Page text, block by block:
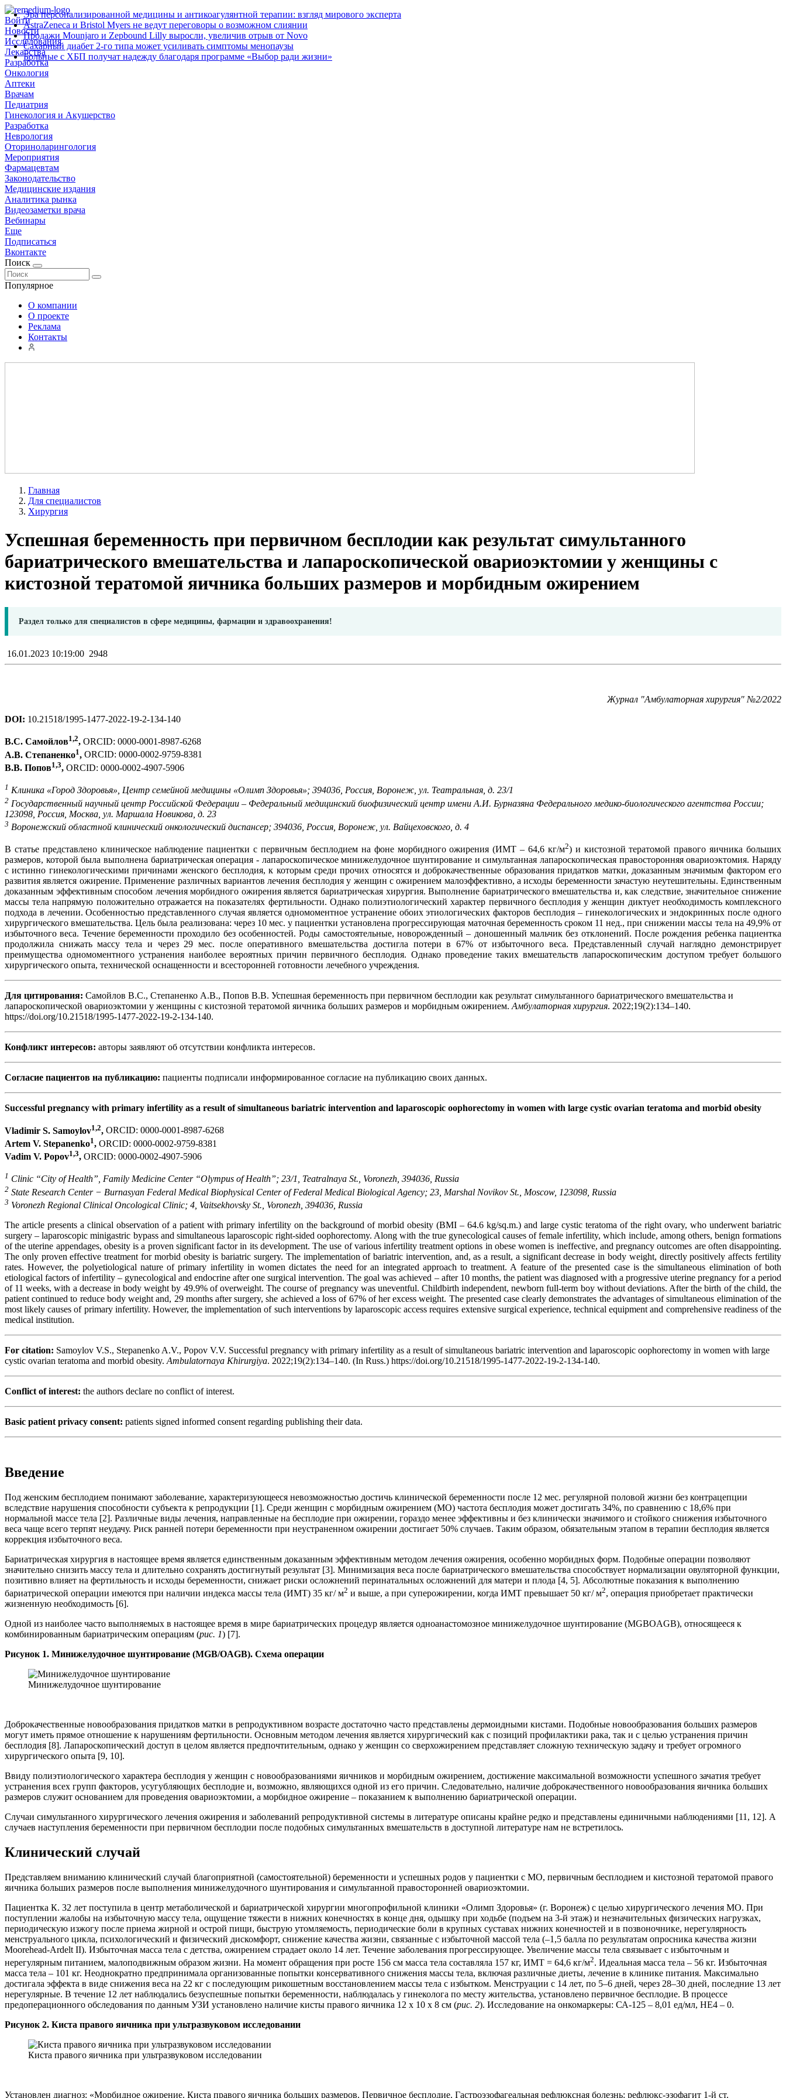
Войти
Новости
Исследования
Лекарства
Разработка
Онкология
Аптеки
Врачам
Педиатрия
Гинекология и Акушерство
Разработка
Неврология
Оториноларингология
Мероприятия
Фармацевтам
Законодательство
Медицинские издания
Аналитика рынка
Видеозаметки врача
Вебинары
Еще
Подписаться
Вконтакте
Поиск
Популярное
Эра персонализированной медицины и антикоагулянтной терапии: взгляд мирового эксперта
AstraZeneca и Bristol Myers не ведут переговоры о возможном слиянии
Продажи Mounjaro и Zepbound Lilly выросли, увеличив отрыв от Novo
Сахарный диабет 2‑го типа может усиливать симптомы менопаузы
Больные с ХБП получат надежду благодаря программе «Выбор ради жизни»
О компании
О проекте
Реклама
Контакты
Главная
Для специалистов
Хирургия
Успешная беременность при первичном бесплодии как результат симультанного
бариатрического вмешательства и лапароскопической овариоэктомии у женщины с
кистозной тератомой яичника больших размеров и морбидным ожирением
Раздел только для специалистов в сфере медицины, фармации и здравоохранения!
16.01.2023 10:19:00 2948
Журнал "Амбулаторная хирургия" №2/2022
DOI: 10.21518/1995-1477-2022-19-2-134-140
В.С. Самойлов1,2, ORCID: 0000-0001-8987-6268
А.В. Степаненко1, ORCID: 0000-0002-9759-8381
В.В. Попов1,3, ORCID: 0000-0002-4907-5906
1 Клиника «Город Здоровья», Центр семейной медицины «Олимп Здоровья»; 394036, Россия, Воронеж, ул. Театральная, д. 23/1
2 Государственный научный центр Российской Федерации – Федеральный медицинский биофизический центр имени А.И. Бурназяна Федерального медико-биологического агентства России;
123098, Россия, Москва, ул. Маршала Новикова, д. 23
3 Воронежский областной клинический онкологический диспансер; 394036, Россия, Воронеж, ул. Вайцеховского, д. 4
В статье представлено клиническое наблюдение пациентки с первичным бесплодием на фоне морбидного ожирения (ИМТ – 64,6 кг/м2) и кистозной тератомой правого яичника больших
размеров, которой была выполнена бариатрическая операция - лапароскопическое минижелудочное шунтирование и симультанная лапароскопическая правосторонняя овариоэктомия. Наряду
с истинно гинекологическими причинами женского бесплодия, к которым среди прочих относятся и доброкачественные образования придатков матки, доказанным значимым фактором его
развития является ожирение. Применение различных вариантов лечения бесплодия у женщин с ожирением малоэффективно, а исходы беременности зачастую неутешительны. Единственным
доказанным эффективным способом лечения морбидного ожирения является бариатрическая хирургия. Выполнение бариатрического вмешательства и, как следствие, значительное снижение
массы тела напрямую положительно отражается на показателях фертильности. Однако полиэтиологический характер первичного бесплодия у женщин диктует необходимость комплексного
подхода в лечении. Особенностью представленного случая является одномоментное устранение обоих этиологических факторов бесплодия – гинекологических и эндокринных после одного
хирургического вмешательства. Цель была реализована: через 10 мес. у пациентки установлена прогрессирующая маточная беременность сроком 11 нед., при снижении массы тела на 49,9% от
избыточного веса. Течение беременности проходило без особенностей. Роды самостоятельные, новорожденный – доношенный мальчик без отклонений. После рождения ребенка пациентка
продолжила снижать массу тела и через 29 мес. после оперативного вмешательства достигла потери в 67% от избыточного веса. Представленный случай наглядно демонстрирует
преимущества одномоментного устранения наиболее вероятных причин первичного бесплодия. Однако проведение таких вмешательств лапароскопическим доступом требует большого
хирургического опыта, технической оснащенности и всесторонней готовности лечебного учреждения.
Для цитирования: Самойлов В.С., Степаненко А.В., Попов В.В. Успешная беременность при первичном бесплодии как результат симультанного бариатрического вмешательства и
лапароскопической овариоэктомии у женщины с кистозной тератомой яичника больших размеров и морбидным ожирением. Амбулаторная хирургия. 2022;19(2):134–140.
https://doi.org/10.21518/1995-1477-2022-19-2-134-140.
Конфликт интересов: авторы заявляют об отсутствии конфликта интересов.
Согласие пациентов на публикацию: пациенты подписали информированное согласие на публикацию своих данных.
Successful pregnancy with primary infertility as a result of simultaneous bariatric intervention and laparoscopic oophorectomy in women with large cystic ovarian teratoma and morbid obesity
Vladimir S. Samoylov1,2, ORCID: 0000-0001-8987-6268
Artem V. Stepanenko1, ORCID: 0000-0002-9759-8381
Vadim V. Popov1,3, ORCID: 0000-0002-4907-5906
1 Clinic “City of Health”, Family Medicine Center “Olympus of Health”; 23/1, Teatralnaya St., Voronezh, 394036, Russia
2 State Research Center − Burnasyan Federal Medical Biophysical Center of Federal Medical Biological Agency; 23, Marshal Novikov St., Moscow, 123098, Russia
3 Voronezh Regional Clinical Oncological Clinic; 4, Vaitsekhovsky St., Voronezh, 394036, Russia
The article presents a clinical observation of a patient with primary infertility on the background of morbid obesity (BMI – 64.6 kg/sq.m.) and large cystic teratoma of the right ovary, who underwent bariatric
surgery – laparoscopic minigastric bypass and simultaneous laparoscopic right-sided oophorectomy. Along with the true gynecological causes of female infertility, which include, among others, benign formations
of the uterine appendages, obesity is a proven significant factor in its development. The use of various infertility treatment options in obese women is ineffective, and pregnancy outcomes are often disappointing.
The only proven effective treatment for morbid obesity is bariatric surgery. The implementation of bariatric intervention, and, as a result, a significant decrease in body weight, directly positively affects fertility
rates. However, the polyetiological nature of primary infertility in women dictates the need for an integrated approach to treatment. A feature of the presented case is the simultaneous elimination of both
etiological factors of infertility – gynecological and endocrine after one surgical intervention. The goal was achieved – after 10 months, the patient was diagnosed with a progressive uterine pregnancy for a period
of 11 weeks, with a decrease in body weight by 49.9% of overweight. The course of pregnancy was uneventful. Childbirth independent, newborn full-term boy without deviations. After the birth of the child, the
patient continued to reduce body weight and, 29 months after surgery, she achieved a loss of 67% of her excess weight. The presented case clearly demonstrates the advantages of simultaneous elimination of the
most likely causes of primary infertility. However, the implementation of such interventions by laparoscopic access requires extensive surgical experience, technical equipment and comprehensive readiness of the
medical institution.
For citation: Samoylov V.S., Stepanenko A.V., Popov V.V. Successful pregnancy with primary infertility as a result of simultaneous bariatric intervention and laparoscopic oophorectomy in women with large
cystic ovarian teratoma and morbid obesity. Ambulatornaya Khirurgiya. 2022;19(2):134–140. (In Russ.) https://doi.org/10.21518/1995-1477-2022-19-2-134-140.
Conflict of interest: the authors declare no conflict of interest.
Basic patient privacy consent: patients signed informed consent regarding publishing their data.
Введение
Под женским бесплодием понимают заболевание, характеризующееся невозможностью достичь клинической беременности после 12 мес. регулярной половой жизни без контрацепции
вследствие нарушения способности субъекта к репродукции [1]. Среди женщин с морбидным ожирением (МО) частота бесплодия может достигать 34%, по сравнению с 18,6% при
нормальной массе тела [2]. Различные виды лечения, направленные на бесплодие при ожирении, гораздо менее эффективны и без клинически значимого и стойкого снижения избыточного
веса чаще всего терпят неудачу. Риск ранней потери беременности при неустраненном ожирении достигает 50% случаев. Таким образом, обязательным этапом в терапии бесплодия является
коррекция избыточного веса.
Бариатрическая хирургия в настоящее время является единственным доказанным эффективным методом лечения ожирения, особенно морбидных форм. Подобные операции позволяют
значительно снизить массу тела и длительно сохранять достигнутый результат [3]. Минимизация веса после бариатрического вмешательства способствует нормализации овуляторной функции,
позитивно влияет на фертильность и исходы беременности, снижает риски осложнений перинатальных осложнений для матери и плода [4, 5]. Абсолютные показания к выполнению
бариатрической операции имеются при наличии индекса массы тела (ИМТ) 35 кг/ м2 и выше, а при суперожирении, когда ИМТ превышает 50 кг/ м2, операция приобретает практически
жизненную необходимость [6].
Одной из наиболее часто выполняемых в настоящее время в мире бариатрических процедур является одноанастомозное минижелудочное шунтирование (MGBOAGB), относящееся к
комбинированным бариатрическим операциям (рис. 1) [7].
Рисунок 1. Минижелудочное шунтирование (MGB/OAGB). Схема операции
Минижелудочное шунтирование
Доброкачественные новообразования придатков матки в репродуктивном возрасте достаточно часто представлены дермоидными кистами. Подобные новообразования больших размеров
могут иметь прямое отношение к нарушениям фертильности. Основным методом лечения является хирургический как с позиций профилактики рака, так и с целью устранения причин
бесплодия [8]. Лапароскопический доступ в целом является предпочтительным, однако у женщин со сверхожирением представляет сложную техническую задачу и требует огромного
хирургического опыта [9, 10].
Ввиду полиэтиологического характера бесплодия у женщин с новообразованиями яичников и морбидным ожирением, достижение максимальной возможности успешного зачатия требует
устранения всех групп факторов, усугубляющих бесплодие и, возможно, являющихся одной из его причин. Следовательно, наличие доброкачественного новообразования яичника больших
размеров служит основанием для проведения овариоэктомии, а морбидное ожирение – показанием к выполнению бариатрической операции.
Случаи симультанного хирургического лечения ожирения и заболеваний репродуктивной системы в литературе описаны крайне редко и представлены единичными наблюдениями [11, 12]. А
случаев наступления беременности при первичном бесплодии после подобных симультанных вмешательств в доступной литературе нам не встретилось.
Клинический случай
Представляем вниманию клинический случай благоприятной (самостоятельной) беременности и успешных родов у пациентки с МО, первичным бесплодием и кистозной тератомой правого
яичника больших размеров после выполнения минижелудочного шунтирования и симультанной правосторонней овариоэктомии.
Пациентка К. 32 лет поступила в центр метаболической и бариатрической хирургии многопрофильной клиники «Олимп Здоровья» (г. Воронеж) с целью хирургического лечения МО. При
поступлении жалобы на избыточную массу тела, ощущение тяжести в нижних конечностях в конце дня, одышку при ходьбе (подъем на 3-й этаж) и незначительных физических нагрузках,
периодическую изжогу после приема жирной и острой пищи, быструю утомляемость, периодические боли в крупных суставах нижних конечностей и в позвоночнике, нерегулярность
менструального цикла, психологический и физический дискомфорт, снижение качества жизни, связанные с избыточной массой тела (–1,5 балла по результатам опросника качества жизни
Moorehead-Ardelt II). Избыточная масса тела с детства, ожирением страдает около 14 лет. Течение заболевания прогрессирующее. Увеличение массы тела связывает с избыточным и
нерегулярным питанием, малоподвижным образом жизни. На момент обращения при росте 156 см масса тела составляла 157 кг, ИМТ = 64,6 кг/м2. Идеальная масса тела – 56 кг. Избыточная
масса тела – 101 кг. Неоднократно предпринимала организованные попытки консервативного снижения массы тела, включая различные диеты, лечение в клинике питания. Максимально
достигала эффекта в виде снижения веса на 22 кг с последующим рикошетным восстановлением массы тела с избытком. Менструации с 14 лет, по 5–6 дней, через 28–30 дней, последние 13 лет
нерегулярные. В течение 12 лет наблюдались безуспешные попытки беременности, наблюдалась у гинеколога по месту жительства, установлено первичное бесплодие. В процессе
предоперационного обследования по данным УЗИ установлено наличие кисты правого яичника 12 х 10 х 8 см (рис. 2). Исследование на онкомаркеры: СА-125 – 8,01 ед/мл, НЕ4 – 0.
Рисунок 2. Киста правого яичника при ультразвуковом исследовании
Киста правого яичника при ультразвуковом исследовании
Установлен диагноз: «Морбидное ожирение. Киста правого яичника больших размеров. Первичное бесплодие. Гастроэзофагеальная рефлюксная болезнь: рефлюкс-эзофагит 1-й ст.